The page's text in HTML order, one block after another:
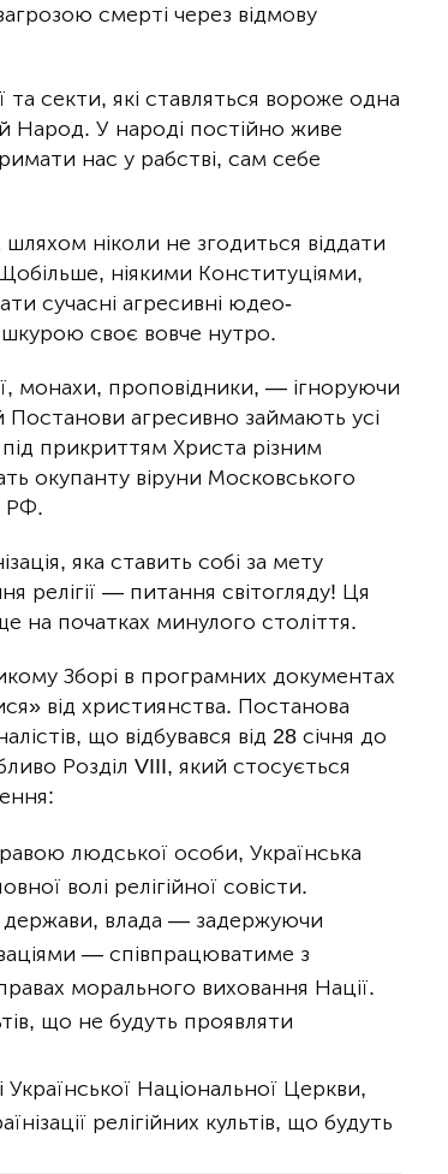
смерті через відмову
секти, які ставляться вороже одна
Народ. У народі постійно живе
нас у рабстві, сам себе
ніколи не згодиться віддати
ніякими Конституціями,
сучасні агресивні юдео-
шкурою своє вовче нутро.
монахи, проповідники, — ігноруючи
Постанови агресивно займають усі
прикриттям Христа різним
окупанту віруни Московського
РФ.
яка ставить собі за мету
релігії — питання світогляду! Ця
початках минулого століття.
Зборі в програмних документах
від християнства. Постанова
що відбувався від 28 січня до
Розділ VIII, який стосується
людської особи, Українська
волі релігійної совісти.
держави, влада — задержуючи
— співпрацюватиме з
морального виховання Нації.
що не будуть проявляти
Національної Церкви,
релігійних культів, що будуть